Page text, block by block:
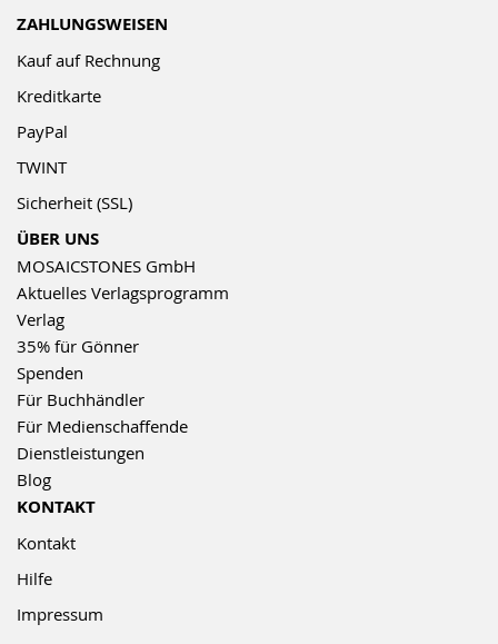
ZAHLUNGSWEISEN
Kauf auf Rechnung
Kreditkarte
PayPal
TWINT
Sicherheit (SSL)
ÜBER UNS
MOSAICSTONES GmbH
Aktuelles Verlagsprogramm
Verlag
35% für Gönner
Spenden
Für Buchhändler
Für Medienschaffende
Dienstleistungen
Blog
KONTAKT
Kontakt
Hilfe
Impressum